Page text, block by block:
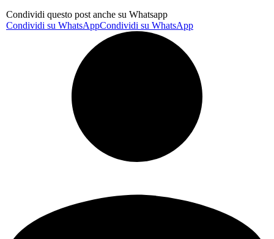
Condividi questo post anche su Whatsapp
Condividi su WhatsAppCondividi su WhatsApp